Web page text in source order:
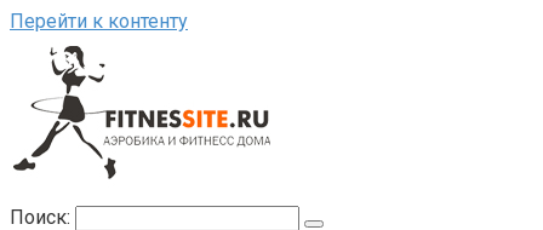
Перейти к контенту
Поиск: